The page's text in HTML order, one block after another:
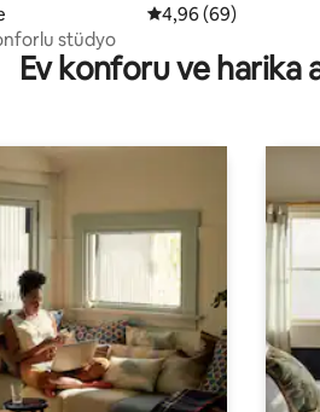
5 üzerinden
4,96 (69)
stüdyo
Ev konforu ve harika